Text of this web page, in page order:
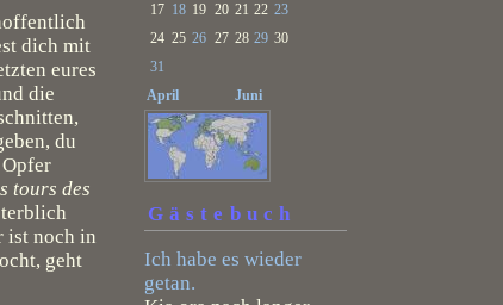
dich mit
eures
die
du
tours des
ist noch in
geht
17 18 19 20 21 22 23
24 25 26 27 28 29 30
31
April
Juni
Gästebuch
Ich habe es wieder
getan.